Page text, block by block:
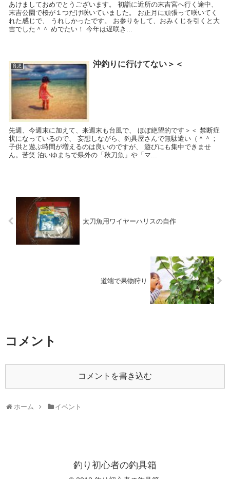
あけましておめでとうございます。 初詣に近所の末吉宮へ行く途中、
末吉公園で桜が１つだけ咲いていました。 お正月に頑張って咲いてく
れた感じで、 うれしかったです。 お参りをして、おみくじを引くと大
吉でした＾＾ めでたい！ 今年は遅咲き...
育児 沖釣りに行けてない＞＜
先週、今週末に加えて、来週末も台風で、 ほぼ絶望的です＞＜ 禁断症
状になっているので、 妄想しながら、釣具屋さんで無駄遣い（＾＾；
子供と遊ぶ時間が増えるのは良いのですが、 遊びにも集中できませ
ん。苦笑 泊いゆまちで県外の「秋刀魚」や「マ...
太刀魚用ワイヤーハリスの自作
道端で果物狩り
コメント
コメントを書き込む
ホーム イベント
釣り初心者の釣具箱